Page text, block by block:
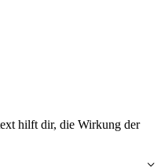
hilft dir, die Wirkung der